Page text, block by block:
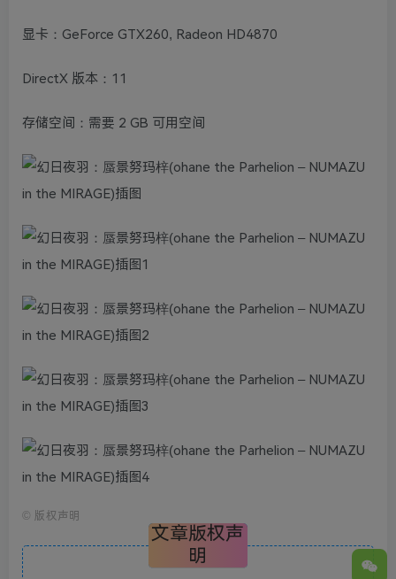
显卡：GeForce GTX260, Radeon HD4870
DirectX 版本：11
存储空间：需要 2 GB 可用空间
© 版权声明
文章版权声
明